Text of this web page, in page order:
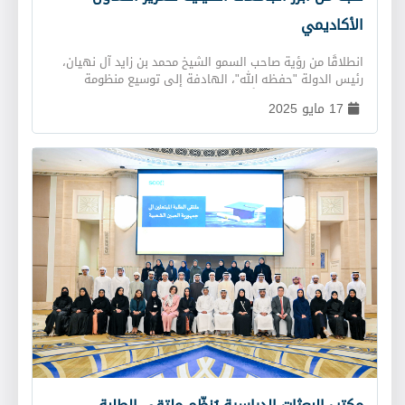
أهمها: العلوم الإكتوارية، الرياضيات، الاقتصاد، هندسة الفضاء
ــــــ طيران، الذكاء الاصطناعي، الأمن السيبراني / أمن المعلومات،
علم البيانات ــــــ البيانات الضخمة، الفلسفة في الفيزياء، إدارة
سلسلة الإمداد، الهندسة البيئية.
Your browser does not support the video tag.
الأكاديمي
انطلاقًا من رؤية صاحب السمو الشيخ محمد بن زايد آل نهيان،
رئيس الدولة "حفظه الله"، الهادفة إلى توسيع منظومة
التعليم العالي، وتنفيذًا لتوجيهات سمو الشيخ منصور بن زايد آل
نهيان، نائب رئيس الدولة، نائب رئيس مجلس الوزراء، رئيس
ديوان الرئاسة، وقّع "مكتب البعثات الدراسية" مذكرات تفاهم مع
سبع جامعات صينية رائدة كمرحلة أولى، وذلك في إطار جهود
دولة الإمارات لتمكين الكفاءات والكوادر الوطنية. وقد جرى
توقيع مذكرات التفاهم خلال حفل رسمي أُقيم في العاصمة
الصينية بكين، بحضور معالي حسين بن إبراهيم الحمادي، سفير
دولة الإمارات العربية المتحدة لدى جمهورية الصين الشعبية،
ورؤساء ونواب رؤساء الجامعات الصينية، والسيد جمعة عتيق
الرميثي، مدير مكتب البعثات الدراسية، إلى جانب عدد من
موظفي المكتب، ومكتب الشؤون التعليمية بديوان الرئاسة.
وتُجسّد هذه الخطوة عمق العلاقات الإستراتيجية والمصالح
الحيوية التي تربط بين دولة الإمارات العربية المتحدة وجمهورية
الصين الشعبية، إذ يُعدّ التعليم أحد جسور التواصل بين الشعوب،
والاستثمار في الشباب سبيلًا رئيسًا لضمان مستقبل مشرق
ومستدام للبلديْن. وأكّد معالي أحمد بن محمد الحميري، الأمين
العام لديوان الرئاسة، نائب رئيس مجلس إدارة مكتب البعثات
17 مايو 2025